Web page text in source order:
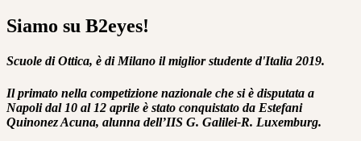
Siamo su B2eyes!
Scuole di Ottica, è di Milano il miglior studente d'Italia 2019.
Il primato nella competizione nazionale che si è disputata a
Napoli dal 10 al 12 aprile è stato conquistato da Estefani
Quinonez Acuna, alunna dell’IIS G. Galilei-R. Luxemburg.